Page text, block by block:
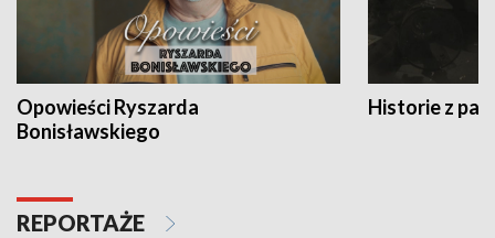
Opowieści Ryszarda
Bonisławskiego
Historie z
REPORTAŻE